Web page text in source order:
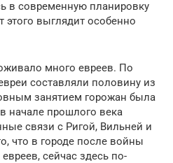
в современную планировку
этого выглядит особенно
много евреев. По
составляли половину из
занятием горожан была
начале прошлого века
связи с Ригой, Вильней и
что в городе после войны
сейчас здесь по-